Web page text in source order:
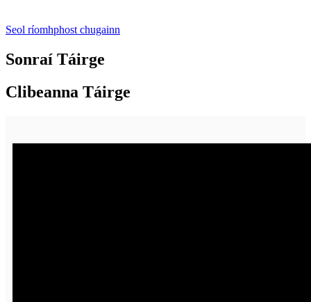
Seol ríomhphost chugainn
Sonraí Táirge
Clibeanna Táirge